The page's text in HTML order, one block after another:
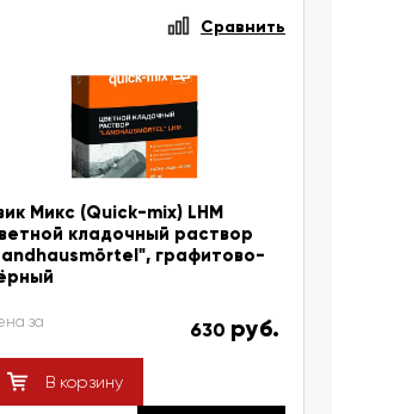
Сравнить
Микс (Quick-mix) LHM
кладочный раствор
графитово-
за 630 руб.
В корзину